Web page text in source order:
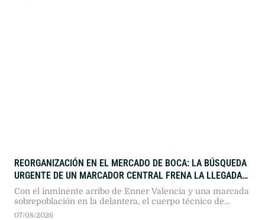
REORGANIZACIÓN EN EL MERCADO DE BOCA: LA BÚSQUEDA
URGENTE DE UN MARCADOR CENTRAL FRENA LA LLEGADA
DEL CHIMY ÁVILA
Con el inminente arribo de Enner Valencia y una marcada
sobrepoblación en la delantera, el cuerpo técnico de
Rodolfo Arruabarrena redefinió las prioridades del libro de
07/08/2026